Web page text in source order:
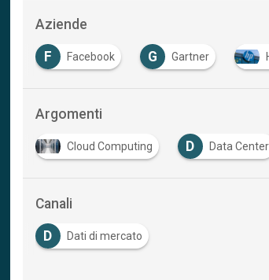
Aziende
F Facebook G Gartner
Argomenti
Cloud Computing D Data Center
Canali
D Dati di mercato